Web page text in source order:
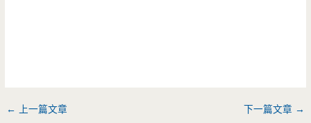
← 上一篇文章 下一篇文章 →